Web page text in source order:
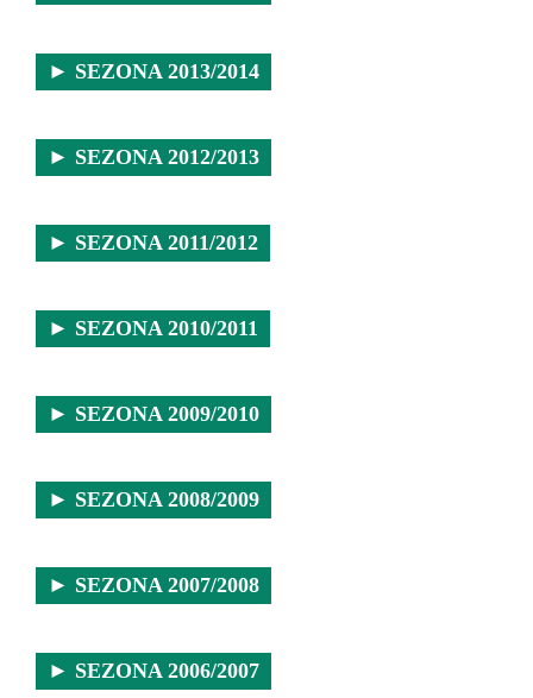
► SEZONA 2013/2014
► SEZONA 2012/2013
► SEZONA 2011/2012
► SEZONA 2010/2011
► SEZONA 2009/2010
► SEZONA 2008/2009
► SEZONA 2007/2008
► SEZONA 2006/2007